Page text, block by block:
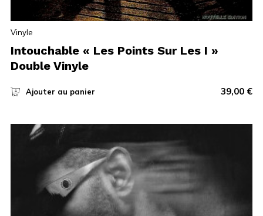
Vinyle
Intouchable « Les Points Sur Les I »
Double Vinyle
Ajouter au panier 39,00 €